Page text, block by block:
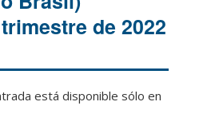
de 2022
está disponible sólo en